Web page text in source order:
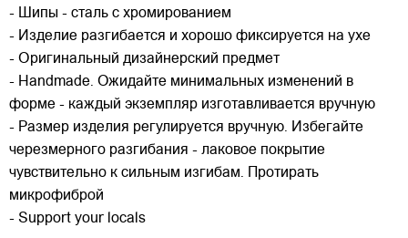
- Шипы - сталь с хромированием
- Изделие разгибается и хорошо фиксируется на ухе
- Оригинальный дизайнерский предмет
- Handmade. Ожидайте минимальных изменений в
форме - каждый экземпляр изготавливается вручную
- Размер изделия регулируется вручную. Избегайте
черезмерного разгибания - лаковое покрытие
чувствительно к сильным изгибам. Протирать
микрофиброй
- Support your locals